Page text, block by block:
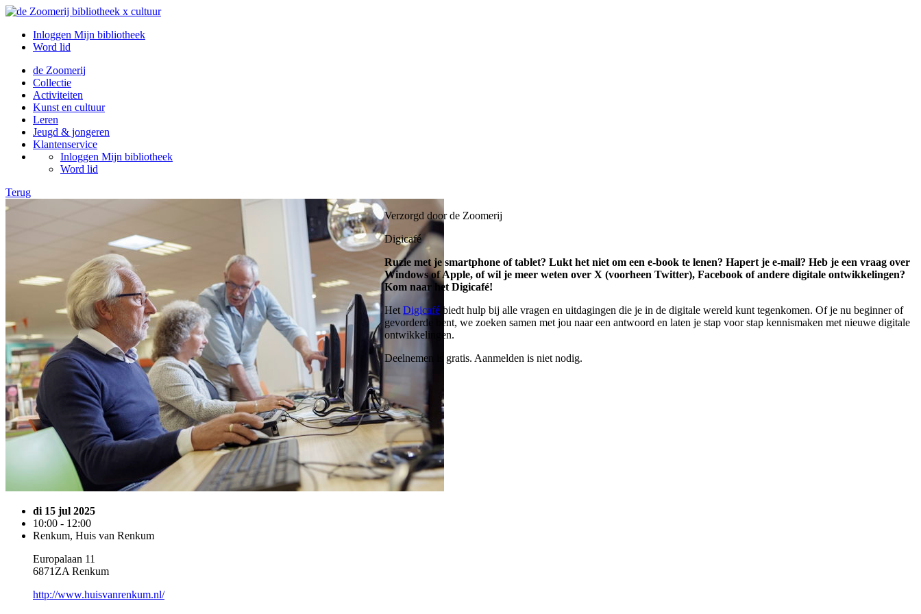
Inloggen Mijn bibliotheek
Word lid
de Zoomerij
Collectie
Activiteiten
Kunst en cultuur
Leren
Jeugd & jongeren
Klantenservice
Inloggen Mijn bibliotheek
Word lid
Terug
di 15 jul 2025
10:00 - 12:00
Renkum, Huis van Renkum
Europalaan 11
6871ZA Renkum
http://www.huisvanrenkum.nl/
Verzorgd door de Zoomerij
Digicafé
Ruzie met je smartphone of tablet? Lukt het niet om een e-book te lenen? Hapert je e-mail? Heb je een vraag over
Windows of Apple, of wil je meer weten over X (voorheen Twitter), Facebook of andere digitale ontwikkelingen?
Kom naar het Digicafé!
HetDigicafé biedt hulp bij alle vragen en uitdagingen die je in de digitale wereld kunt tegenkomen. Of je nu beginner of
gevorderde bent, we zoeken samen met jou naar een antwoord en laten je stap voor stap kennismaken met nieuwe digitale
ontwikkelingen.
Deelnemen is gratis. Aanmelden is niet nodig.